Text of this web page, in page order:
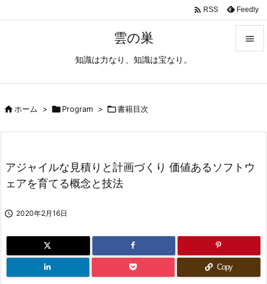
雲の巣
知識は力なり、知識は宝なり。

次へ
 RSS Feedly
ホーム > Program > 書籍目次
アジャイルな見積りと計画づくり 価値あるソフトウ
ェアを育てる概念と技法
 2020年2月16日
Copy